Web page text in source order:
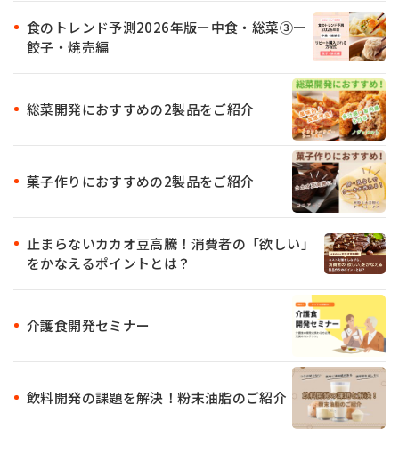
食のトレンド予測2026年版ー中食・総菜③ー
餃子・焼売編
総菜開発におすすめの2製品をご紹介
菓子作りにおすすめの2製品をご紹介
止まらないカカオ豆高騰！消費者の「欲しい」
をかなえるポイントとは？
介護食開発セミナー
飲料開発の課題を解決！粉末油脂のご紹介